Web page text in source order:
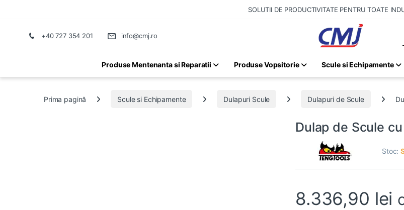
SOLUTII DE PRODUCTIVITATE PENTRU TOATE
+40 727 354 201 info@cmj.ro
Produse Mentenanta si Reparatii Produse Vopsitorie Scule si Echipamente
Prima pagină Scule si Echipamente Dulapuri Scule Dulapuri de Scule
Dulap de Scule
Stoc:
8.336,90 lei